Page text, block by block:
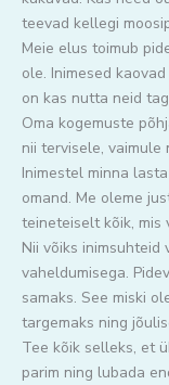
teevad kellegi
Meie elus toimub
ole. Inimesed
on kas nutta neid
Oma kogemuste
nii tervisele, vaimule
Inimestel minna
omand. Me oleme
teineteiselt kõik, mis
Nii võiks
vaheldumisega.
samaks. See miski
targemaks ning
Tee kõik selleks, et
parim ning lubada